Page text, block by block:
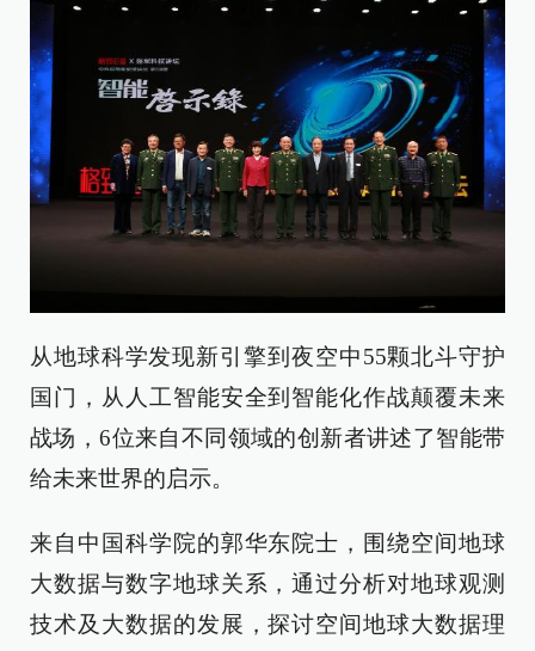
从地球科学发现新引擎到夜空中55颗北斗守护
国门，从人工智能安全到智能化作战颠覆未来
战场，6位来自不同领域的创新者讲述了智能带
给未来世界的启示。
来自中国科学院的郭华东院士，围绕空间地球
大数据与数字地球关系，通过分析对地球观测
技术及大数据的发展，探讨空间地球大数据理